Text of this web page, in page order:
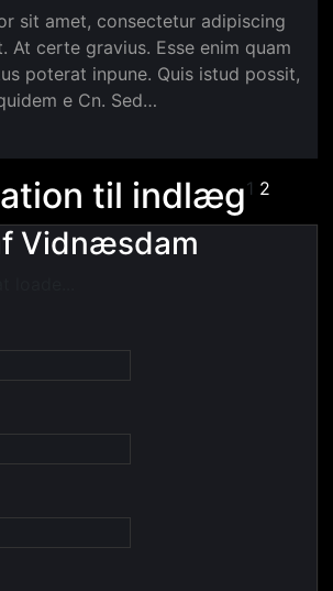
sit amet, consectetur adipiscing
At certe gravius. Esse enim quam
poterat inpune. Quis istud possit,
e Cn. Sed…
til indlæg1 2
Vidnæsdam